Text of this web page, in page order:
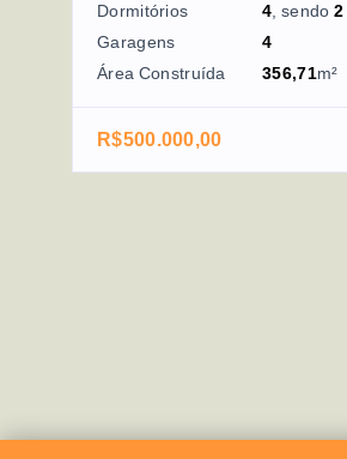
Dormitórios 4, sendo2
Garagens
4
Área Construída
356,71m²
R$500.000,00